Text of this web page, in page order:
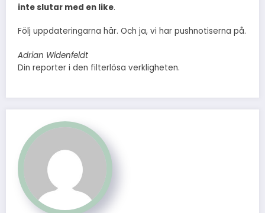
inte slutar med en like.
Följ uppdateringarna här. Och ja, vi har pushnotiserna på.
Adrian Widenfeldt
Din reporter i den filterlösa verkligheten.